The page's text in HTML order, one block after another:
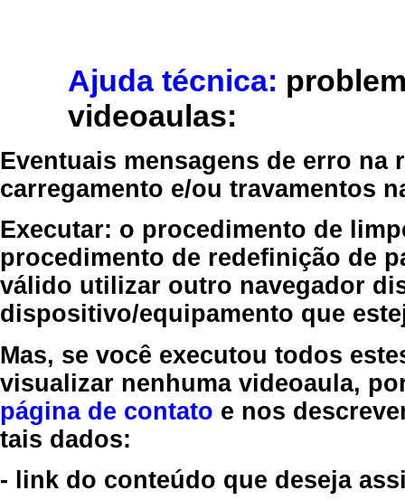
Ajuda técnica:
videoaulas:
Eventuais mensagens de erro
carregamento e/ou travamentos
Executar: o procedimento de
procedimento de redefinição de
válido utilizar outro navegador
dispositivo/equipamento que
Mas, se você executou todos
visualizar nenhuma videoaula,
página de contato e nos
tais dados:
- link do conteúdo que deseja